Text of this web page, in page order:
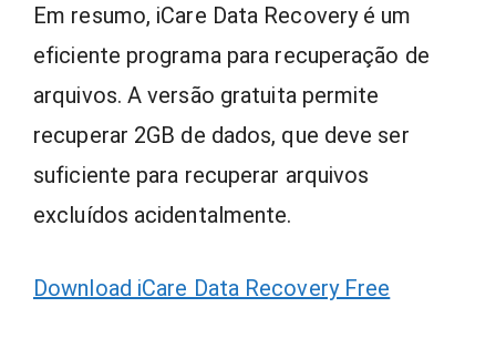
Em resumo, iCare Data Recovery é um
eficiente programa para recuperação de
arquivos. A versão gratuita permite
recuperar 2GB de dados, que deve ser
suficiente para recuperar arquivos
excluídos acidentalmente.
Download iCare Data Recovery Free